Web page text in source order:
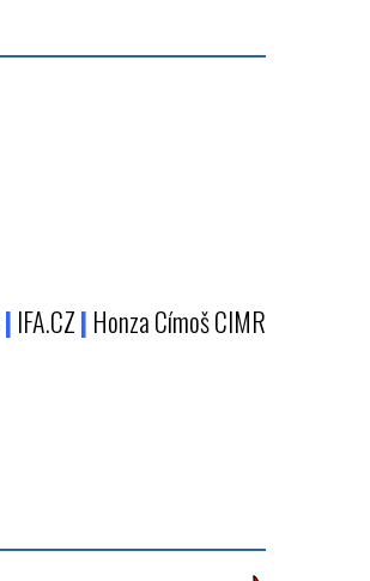
| IFA.CZ| Honza Címoš CIMR